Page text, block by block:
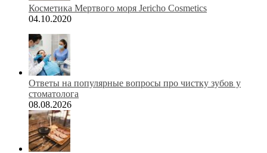
Косметика Мертвого моря Jericho Cosmetics
04.10.2020
Ответы на популярные вопросы про чистку зубов у
стоматолога
08.08.2026